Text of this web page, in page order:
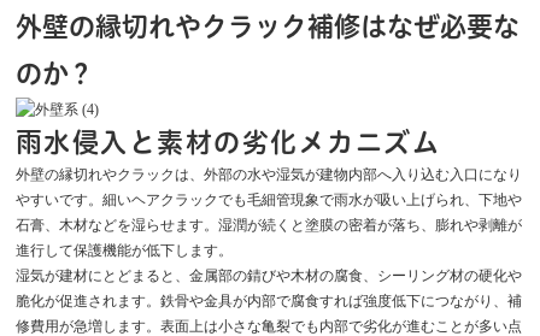
外壁の縁切れやクラック補修はなぜ必要な
のか？
雨水侵入と素材の劣化メカニズム
外壁の縁切れやクラックは、外部の水や湿気が建物内部へ入り込む入口になり
やすいです。細いヘアクラックでも毛細管現象で雨水が吸い上げられ、下地や
石膏、木材などを湿らせます。湿潤が続くと塗膜の密着が落ち、膨れや剥離が
進行して保護機能が低下します。
湿気が建材にとどまると、金属部の錆びや木材の腐食、シーリング材の硬化や
脆化が促進されます。鉄骨や金具が内部で腐食すれば強度低下につながり、補
修費用が急増します。表面上は小さな亀裂でも内部で劣化が進むことが多い点